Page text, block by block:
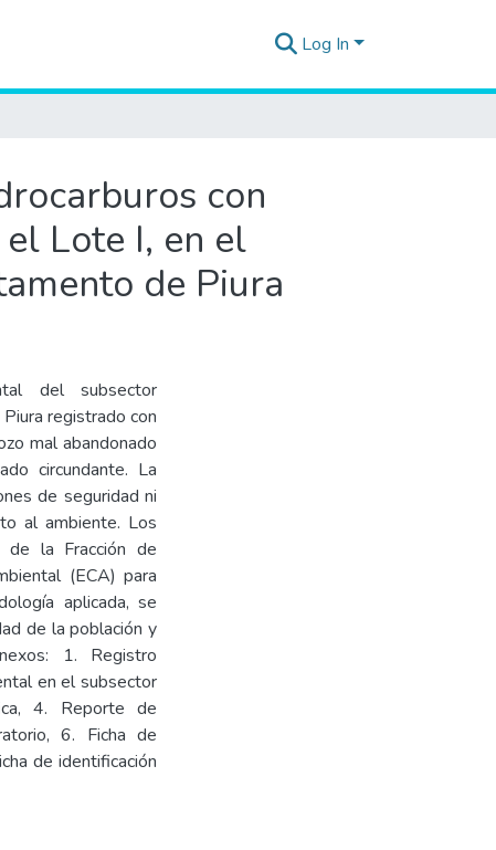
Log In
con
Lote I, en el
de Piura
del subsector
registrado con
mal abandonado
circundante. La
de seguridad ni
al ambiente. Los
de la Fracción de
(ECA) para
aplicada, se
de la población y
1. Registro
en el subsector
4. Reporte de
6. Ficha de
de identificación